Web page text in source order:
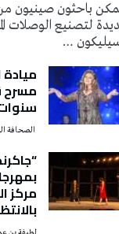
باحثون صينيون من
لتصنيع الوصلات
…
ميادة
مركز